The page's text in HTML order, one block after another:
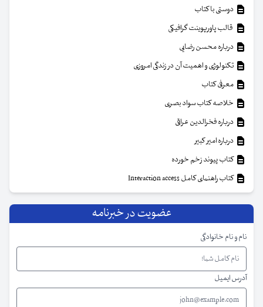
دوستی با کتاب
قالب پاورپوینت گرافیکی
درباره محسن رضایی
تکنولوژی و اهمیت آن در زندگی امروزی
معرفی کتاب
خلاصه کتاب سواد بصری
درباره فخرالدین عراقی
درباره امیر کبیر
کتاب پیوند زخم خورده
کتاب راهنمای کامل Interaction access
عضویت در خبرنامه
نام و نام خانوادگی
آدرس ایمیل